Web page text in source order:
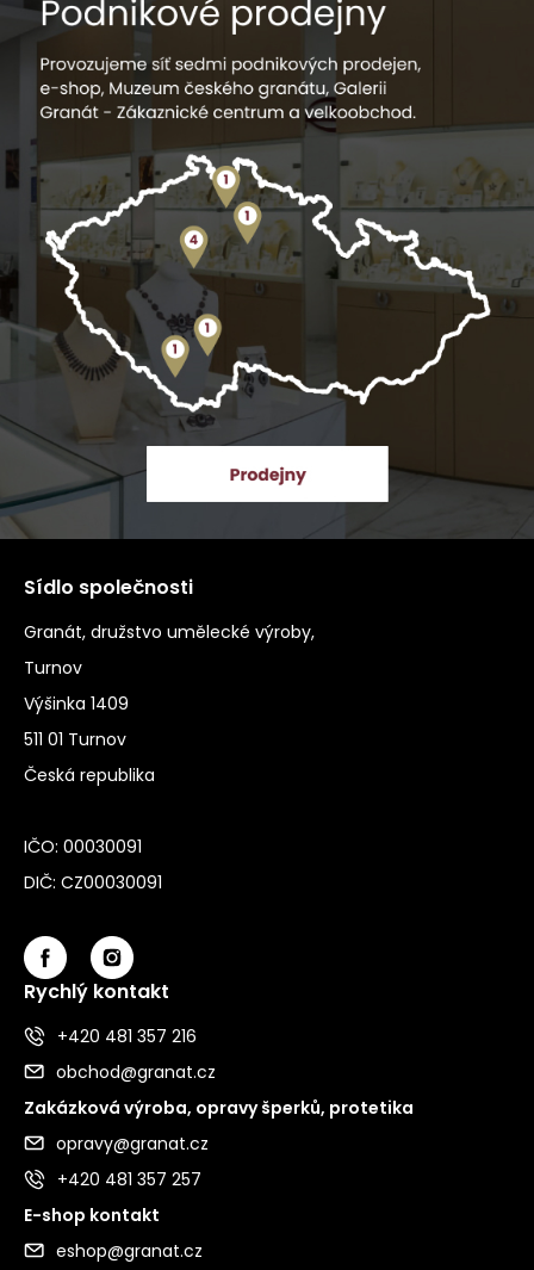
Sídlo společnosti
Granát, družstvo umělecké výroby,
Turnov
Výšinka 1409
511 01 Turnov
Česká republika
IČO: 00030091
DIČ: CZ00030091
Rychlý kontakt
+420 481 357 216
obchod@granat.cz
Zakázková výroba, opravy šperků, protetika
opravy@granat.cz
+420 481 357 257
E-shop kontakt
eshop@granat.cz